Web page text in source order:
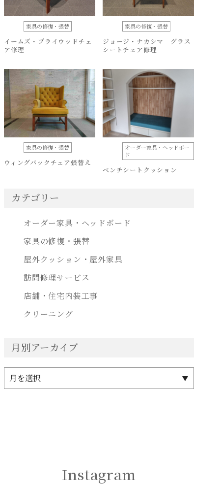
家具の修復・張替
イームズ・プライウッドチェ
ア修理
家具の修復・張替
ジョージ・ナカシマ グラス
シートチェア修理
家具の修復・張替
ウィングバックチェア張替え
オーダー家具・ヘッドボー
ド
ベンチシートクッション
カテゴリー
オーダー家具・ヘッドボード
家具の修復・張替
屋外クッション・屋外家具
訪問修理サービス
店舗・住宅内装工事
クリーニング
月別アーカイブ
Instagram